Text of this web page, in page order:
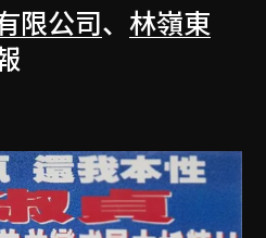
限公司 、林嶺東